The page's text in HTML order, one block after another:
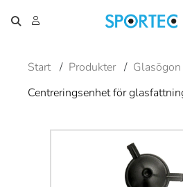
Start / Produkter /
Centreringsenhet för